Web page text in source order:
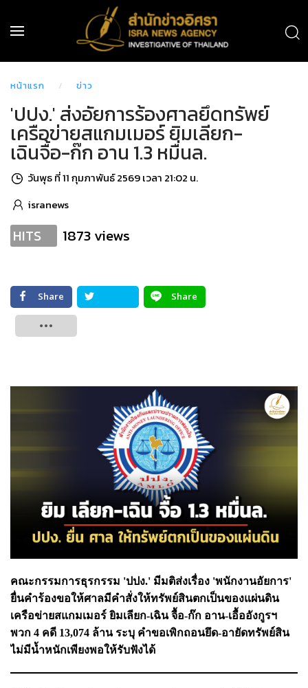
หน้าแรก ข่าว
'ปปง.' ส่งอัยการร้องศาลยึดทรัพย์
เครือข่ายสแกมเมอร์ ยิมเลียก-
เฉินจื้อ-ก๊ก อาน 1.3 หมื่นล.
วันพุธ ที่ 11 กุมภาพันธ์ 2569 เวลา 21:02 น.
isranews
HITS 1873 views
Share
Share
คณะกรรมการธุรกรรม 'ปปง.' มีมติส่งเรื่อง 'พนักงานอัยการ'
ยื่นคำร้องขอให้ศาลมีคำสั่งให้ทรัพย์สินตกเป็นของแผ่นดิน
เครือข่ายสแกมเมอร์ ยิมเลียก-เฉิน จื้อ-ก๊ก อาน-เอื้ออังกูรฯ
พวก 4 คดี 13,074 ล้าน ระบุ คำขอเพิกถอนยึด-อายัดทรัพย์สิน
ไม่มีน้ำหนักเพียงพอให้รับฟังได้